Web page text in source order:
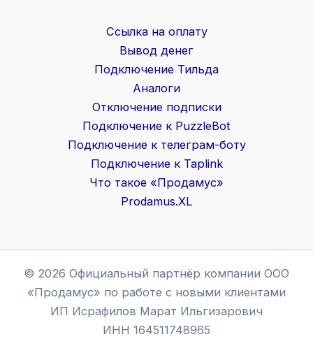
Ссылка на оплату
Вывод денег
Подключение Тильда
Аналоги
Отключение подписки
Подключение к PuzzleBot
Подключение к телеграм-боту
Подключение к Taplink
Что такое «Продамус»
Prodamus.XL
© 2026 Официальный партнёр компании ООО
«Продамус» по работе с новыми клиентами
ИП Исрафилов Марат Ильгизарович
ИНН 164511748965